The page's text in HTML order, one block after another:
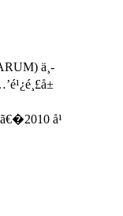
ä¸­
å¹